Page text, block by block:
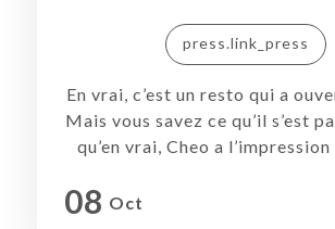
press.link_press
En vrai, c’est un resto qui a
Mais vous savez ce qu’il s’est
qu’en vrai, Cheo a l’impression
Oct
08